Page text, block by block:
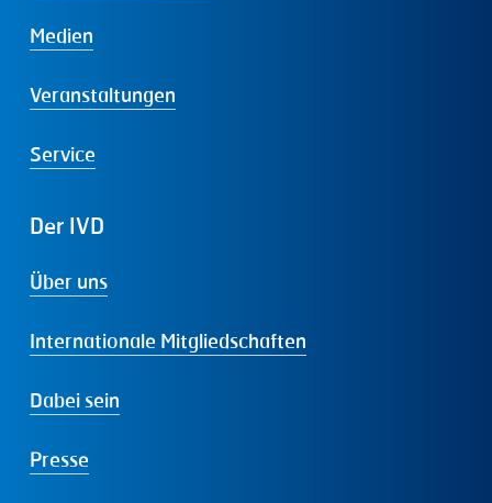
Medien
Veranstaltungen
Service
Der IVD
Über uns
Internationale Mitgliedschaften
Dabei sein
Presse